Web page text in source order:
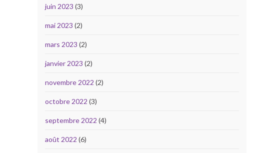
juin 2023 (3)
mai 2023 (2)
mars 2023 (2)
janvier 2023 (2)
novembre 2022 (2)
octobre 2022 (3)
septembre 2022 (4)
août 2022 (6)